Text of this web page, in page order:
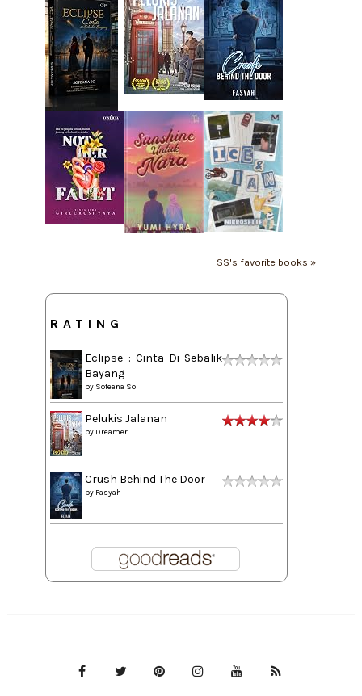
SS's favorite books »
RATING
Eclipse : Cinta Di Sebalik
Bayang
by Sofeana So
Pelukis Jalanan
by Dreamer .
Crush Behind The Door
by Fasyah